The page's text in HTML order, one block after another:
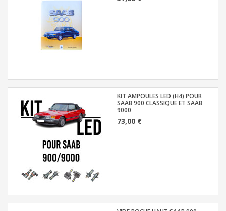
KIT AMPOULES LED (H4) POUR
SAAB 900 CLASSIQUE ET SAAB
9000
73,00 €